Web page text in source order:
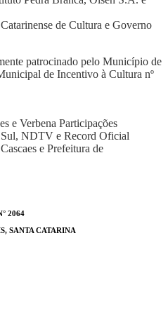
de Cultura e Governo
patrocinado pelo Município de
de Incentivo à Cultura nº
e Verbena Participações
NDTV e Record Oficial
e Prefeitura de
2064
SANTA CATARINA